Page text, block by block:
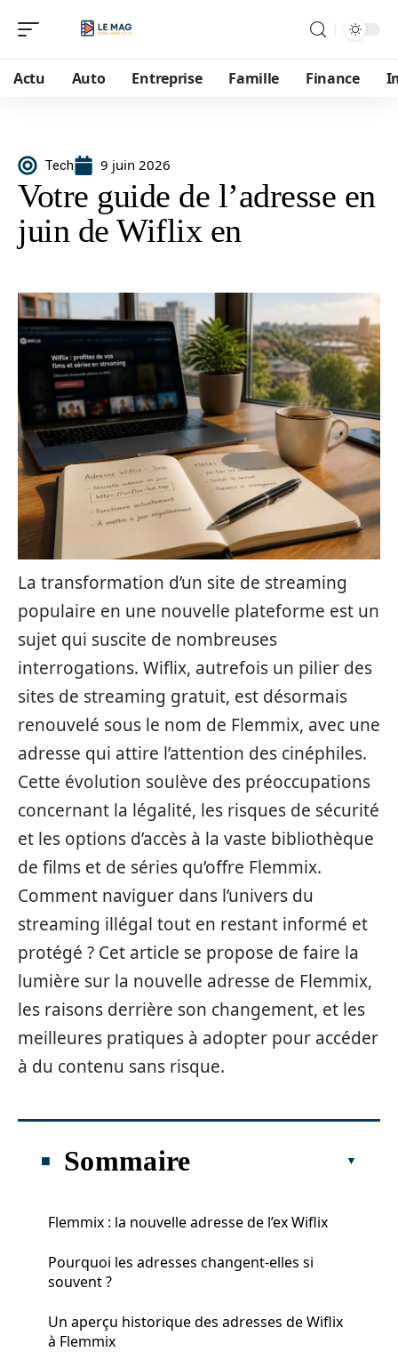
Actu Auto Entreprise Famille Finance
Tech 9 juin 2026
Votre guide de l’adresse en
juin de Wiflix en
La transformation d’un site de streaming
populaire en une nouvelle plateforme est un
sujet qui suscite de nombreuses
interrogations. Wiflix, autrefois un pilier des
sites de streaming gratuit, est désormais
renouvelé sous le nom de Flemmix, avec une
adresse qui attire l’attention des cinéphiles.
Cette évolution soulève des préoccupations
concernant la légalité, les risques de sécurité
et les options d’accès à la vaste bibliothèque
de films et de séries qu’offre Flemmix.
Comment naviguer dans l’univers du
streaming illégal tout en restant informé et
protégé ? Cet article se propose de faire la
lumière sur la nouvelle adresse de Flemmix,
les raisons derrière son changement, et les
meilleures pratiques à adopter pour accéder
à du contenu sans risque.
Sommaire
Flemmix : la nouvelle adresse de l’ex Wiflix
Pourquoi les adresses changent-elles si
souvent ?
Un aperçu historique des adresses de Wiflix
à Flemmix